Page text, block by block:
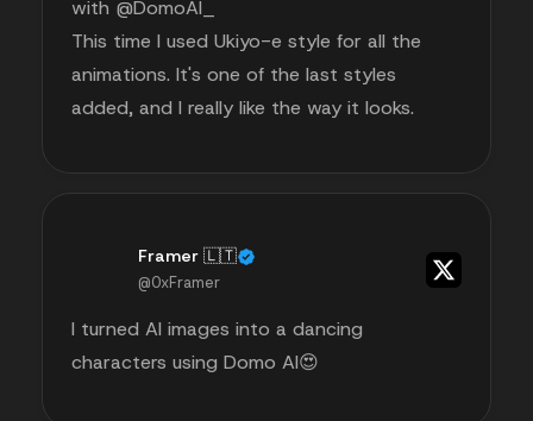
with @DomoAI_
This time I used Ukiyo-e style for all the
animations. It's one of the last styles
added, and I really like the way it looks.
Framer 🇱🇹
@0xFramer
I turned AI images into a dancing
characters using Domo AI😍